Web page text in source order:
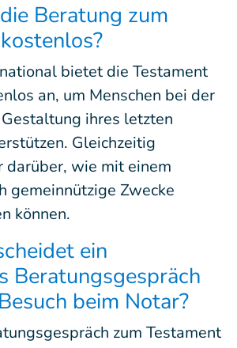
Beratung zum
bietet die Testament
an, um Menschen bei der
ihres letzten
Gleichzeitig
darüber, wie mit einem
gemeinnützige Zwecke
können.
ein
Beratungsgespräch
beim Notar?
zum Testament